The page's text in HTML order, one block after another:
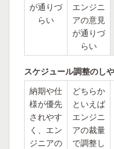
が通りづ
らい
エンジニ
アの意見
が通りづ
らい
スケジュール調整のし
納期や仕
様が優先
されやす
く、エン
ジニアの
どちらか
といえば
エンジニ
アの裁量
で調整し